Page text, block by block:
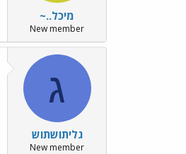
מיכל..~
New member
ג
גליתושתוש
New member